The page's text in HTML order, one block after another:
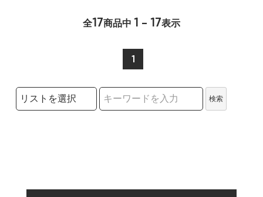
全17商品中 1 - 17表示
1
検索リストの選択
検索